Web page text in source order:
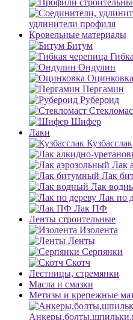
удлинители профиля
Кровельные материалы
Битум
Ондулин
Оцинковка
Пергамин
Рубероид
Шифер
Лаки
Кузбасслак
Лак
Лак
Лак
Лак по
Лак ПФ
Ленты строительные
Изолента
Ленты
Серпянки
Скотч
Лестницы, стремянки
Масла и смазки
Метизы и крепежные